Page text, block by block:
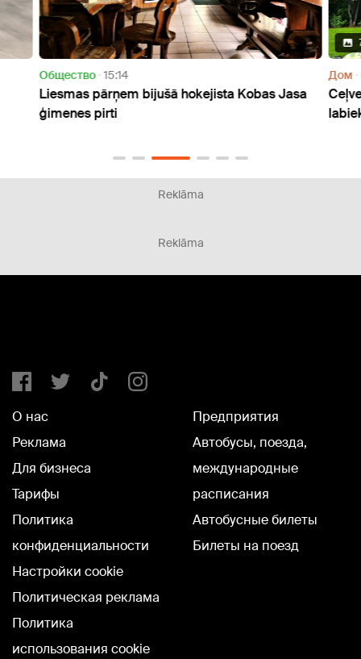
Oбщество 15:14
Liesmas pārņem bijušā hokejista Kobas Jasa
ģimenes pirti
Дом
Reklāma
Reklāma
О нас
Реклама
Для бизнеса
Тарифы
Политика
конфиденциальности
Настройки cookie
Политическая реклама
Политика
использования cookie
Предприятия
Автобусы, поезда,
международные
расписания
Автобусные билеты
Билеты на поезд